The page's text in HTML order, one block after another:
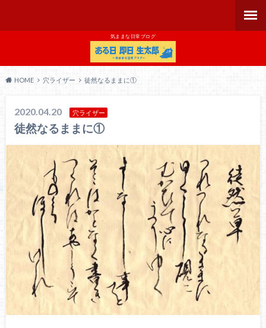
気ままな日常ブログ
HOME 穴ライザー 徒然なるままに①
2020.04.20 穴ライザー
徒然なるままに①